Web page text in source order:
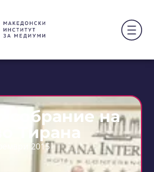
собрание на
Тирана
2015